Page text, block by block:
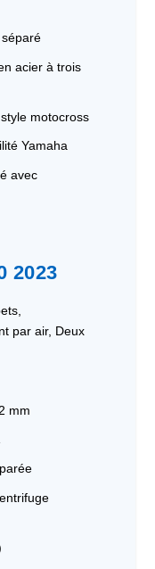
séparé
acier à trois
motocross
Yamaha
avec
2023
par air, Deux
mm